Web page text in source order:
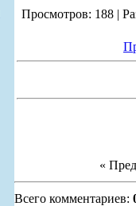
Просмотров: 188 |
«
Всего комментариев: